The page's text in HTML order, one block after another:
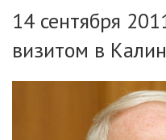
14 сентября
визитом в